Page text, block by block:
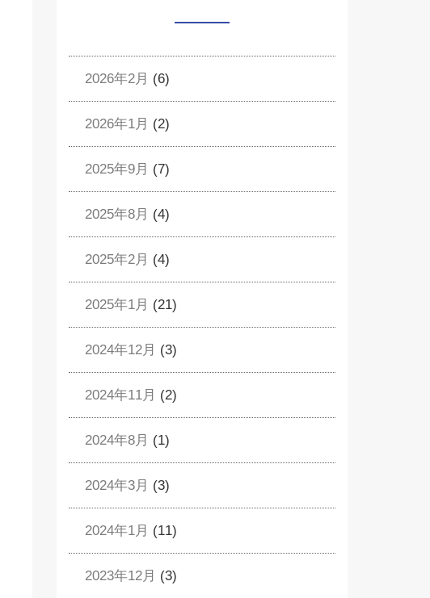
2026年2月 (6)
2026年1月 (2)
2025年9月 (7)
2025年8月 (4)
2025年2月 (4)
2025年1月 (21)
2024年12月 (3)
2024年11月 (2)
2024年8月 (1)
2024年3月 (3)
2024年1月 (11)
2023年12月 (3)